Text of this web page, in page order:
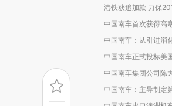
港铁获追加款 力保
中国南车首次获得高
中国南车：从引进消
中国南车正式投标美
中国南车集团公司陈
中国南车：主导制定